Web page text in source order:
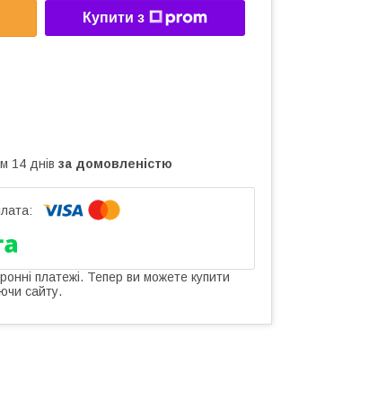
Купити з
14 днів за домовленістю
платежі. Тепер ви можете купити
сайту.